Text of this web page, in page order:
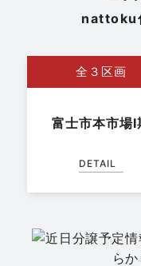
nattoku
富士市本市場Ⅰ
全３区画
DETAIL